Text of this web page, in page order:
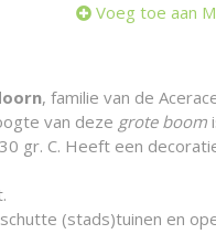
Voeg toe aan
, familie van de
van deze grote boom
gr. C. Heeft een
(stads)tuinen en